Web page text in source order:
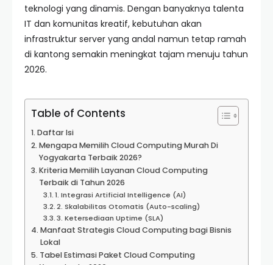
teknologi yang dinamis. Dengan banyaknya talenta
IT dan komunitas kreatif, kebutuhan akan
infrastruktur server yang andal namun tetap ramah
di kantong semakin meningkat tajam menuju tahun
2026.
Table of Contents
Daftar Isi
Mengapa Memilih Cloud Computing Murah Di
Yogyakarta Terbaik 2026?
Kriteria Memilih Layanan Cloud Computing
Terbaik di Tahun 2026
1. Integrasi Artificial Intelligence (AI)
2. Skalabilitas Otomatis (Auto-scaling)
3. Ketersediaan Uptime (SLA)
Manfaat Strategis Cloud Computing bagi Bisnis
Lokal
Tabel Estimasi Paket Cloud Computing